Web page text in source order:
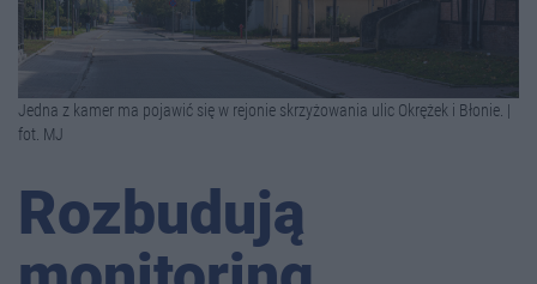
Jedna z kamer ma pojawić się w rejonie skrzyżowania ulic Okrężek i Błonie. |
fot. MJ
Rozbudują